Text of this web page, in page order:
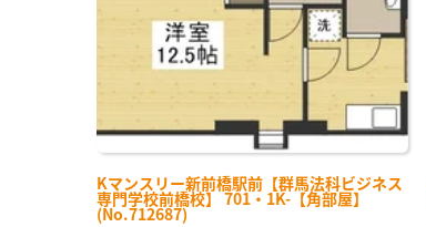
Kマンスリー新前橋駅前【群馬法科ビジネス
専門学校前橋校】 701・1K-【角部屋】
(No.712687)